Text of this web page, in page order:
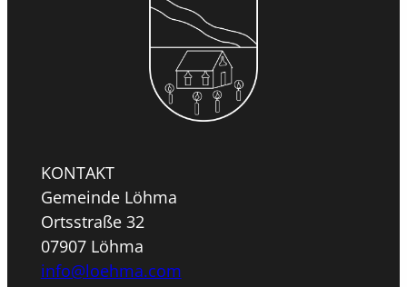
KONTAKT
Gemeinde Löhma
Ortsstraße 32
07907 Löhma
info@loehma.com